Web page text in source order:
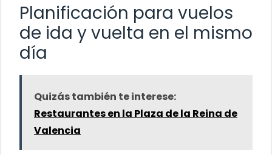
Planificación para vuelos
de ida y vuelta en el mismo
día
Quizás también te interese:
Restaurantes en la Plaza de la Reina de
Valencia